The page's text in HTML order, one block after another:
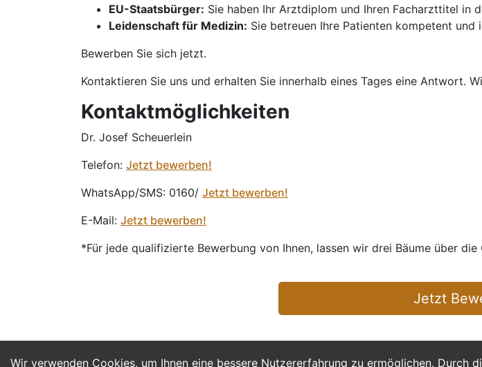
Wir verwenden Cookies, um Ihnen eine bessere Nutzererfahrung zu ermöglichen. Durch
EU-Staatsbürger: Sie haben Ihr Arztdiplom und Ihren Facharzttitel in
Leidenschaft für Medizin: Sie betreuen Ihre Patienten kompetent und
Bewerben Sie sich jetzt.
Kontaktieren Sie uns und erhalten Sie innerhalb eines Tages eine Antwort.
Kontaktmöglichkeiten
Dr. Josef Scheuerlein
Telefon: Jetzt bewerben!
WhatsApp/SMS: 0160/ Jetzt bewerben!
E-Mail: Jetzt bewerben!
*Für jede qualifizierte Bewerbung von Ihnen, lassen wir drei Bäume über
Jetzt